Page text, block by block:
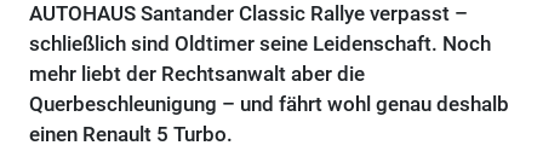
AUTOHAUS Santander Classic Rallye verpasst –
schließlich sind Oldtimer seine Leidenschaft. Noch
mehr liebt der Rechtsanwalt aber die
Querbeschleunigung – und fährt wohl genau deshalb
einen Renault 5 Turbo.